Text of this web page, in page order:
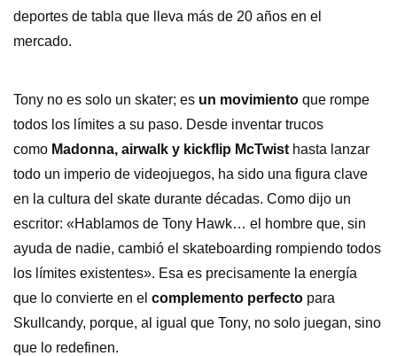
deportes de tabla que lleva más de 20 años en el
mercado.
Tony no es solo un skater; es un movimiento que rompe
todos los límites a su paso. Desde inventar trucos
como Madonna, airwalk y kickflip McTwist hasta lanzar
todo un imperio de videojuegos, ha sido una figura clave
en la cultura del skate durante décadas. Como dijo un
escritor: «Hablamos de Tony Hawk… el hombre que, sin
ayuda de nadie, cambió el skateboarding rompiendo todos
los límites existentes». Esa es precisamente la energía
que lo convierte en el complemento perfecto para
Skullcandy, porque, al igual que Tony, no solo juegan, sino
que lo redefinen.